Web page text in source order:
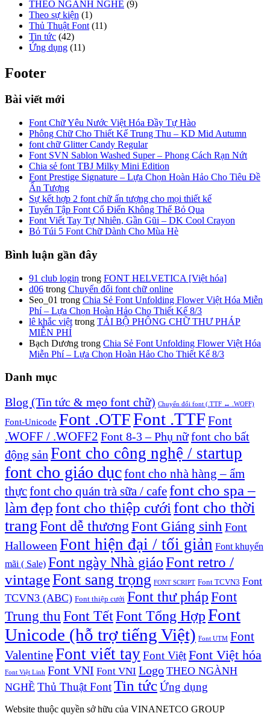
THEO NGÀNH NGHỀ (9)
Theo sự kiện (1)
Thủ Thuật Font (11)
Tin tức (42)
Ứng dụng (11)
Footer
Bài viết mới
Font Chữ Yêu Nước Việt Hóa Đầy Tự Hào
Phông Chữ Cho Thiết Kế Trung Thu – KD Mid Autumn
font chữ Glitter Candy Regular
Font SVN Sablon Washed Super – Phong Cách Rạn Nứt
Chia sẻ font TBJ Milky Mini Edition
Font Prestige Signature – Lựa Chọn Hoàn Hảo Cho Tiêu Đề
Ấn Tượng
Sự kết hợp 2 font chữ ấn tượng cho mọi thiết kế
Tuyển Tập Font Cổ Điển Không Thể Bỏ Qua
Font Viết Tay Tự Nhiên, Gần Gũi – DK Cool Crayon
Bỏ Túi 5 Font Chữ Dành Cho Mùa Hè
Bình luận gần đây
91 club login trong FONT HELVETICA [Việt hóa]
d06 trong Chuyển đổi font chữ online
Seo_01 trong Chia Sẻ Font Unfolding Flower Việt Hóa Miễn
Phí – Lựa Chọn Hoàn Hảo Cho Thiết Kế 8/3
lê khắc việt trong TẢI BỘ PHÔNG CHỮ THƯ PHÁP
MIỄN PHÍ
Bạch Dương trong Chia Sẻ Font Unfolding Flower Việt Hóa
Miễn Phí – Lựa Chọn Hoàn Hảo Cho Thiết Kế 8/3
Danh mục
Blog (Tin tức & mẹo font chữ) Chuyển đổi font (.TTF ↔ .WOFF)
Font-Unicode Font .OTFFont .TTF Font
.WOFF / .WOFF2 Font 8-3 – Phụ nữfont cho bất
động sản Font cho công nghệ / startup
font cho giáo dụcfont cho nhà hàng – ẩm
thựcfont cho quán trà sữa / cafefont cho spa –
làm đẹpfont cho thiệp cưới font cho thời
trangFont dễ thươngFont Giáng sinh Font
Halloween Font hiện đại / tối giản Font khuyến
mãi ( Sale) Font ngày Nhà giáoFont retro /
vintageFont sang trọng FONT SCRIPT Font TCVN3 Font
TCVN3 (ABC) Font thiệp cưới Font thư pháp Font
Trung thu Font TếtFont Tổng HợpFont
Unicode (hỗ trợ tiếng Việt) Font UTM Font
ValentineFont viết tayFont ViệtFont Việt hóa
Font Việt Linh Font VNI Font VNI Logo THEO NGÀNH
NGHỀ Thủ Thuật FontTin tứcỨng dụng
Website thuộc quyền sở hữu của VINANETCO GROUP